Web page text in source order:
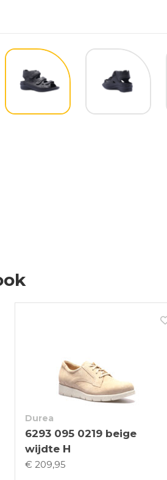
Durea
6293 095 0219 beige
wijdte H
€ 209,95